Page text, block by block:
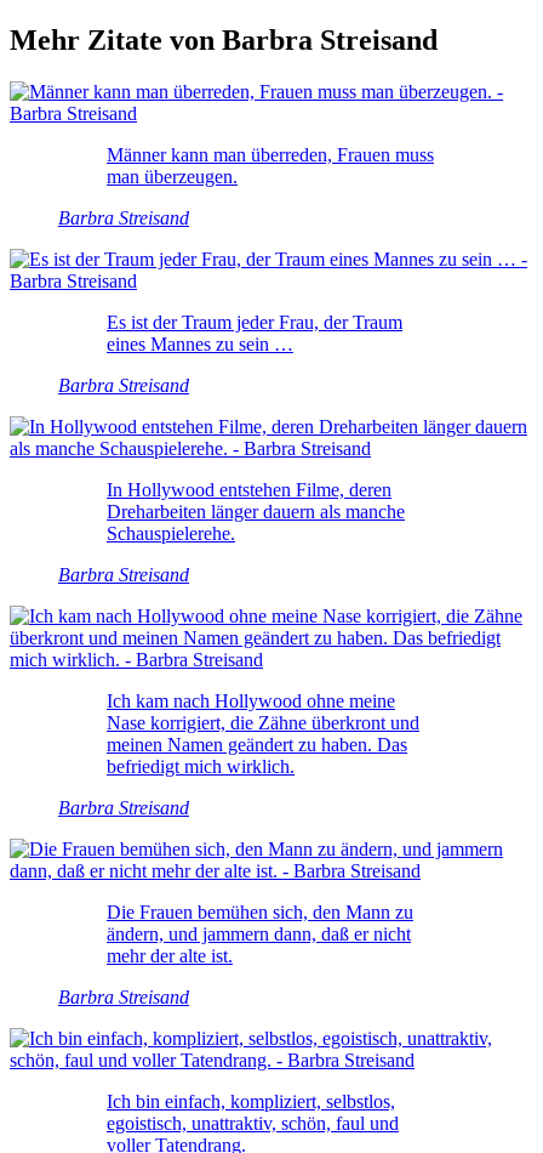
Mehr Zitate von Barbra Streisand
Männer kann man überreden, Frauen muss
man überzeugen.
Barbra Streisand
Es ist der Traum jeder Frau, der Traum
eines Mannes zu sein …
Barbra Streisand
In Hollywood entstehen Filme, deren
Dreharbeiten länger dauern als manche
Schauspielerehe.
Barbra Streisand
Ich kam nach Hollywood ohne meine
Nase korrigiert, die Zähne überkront und
meinen Namen geändert zu haben. Das
befriedigt mich wirklich.
Barbra Streisand
Die Frauen bemühen sich, den Mann zu
ändern, und jammern dann, daß er nicht
mehr der alte ist.
Barbra Streisand
Ich bin einfach, kompliziert, selbstlos,
egoistisch, unattraktiv, schön, faul und
voller Tatendrang.